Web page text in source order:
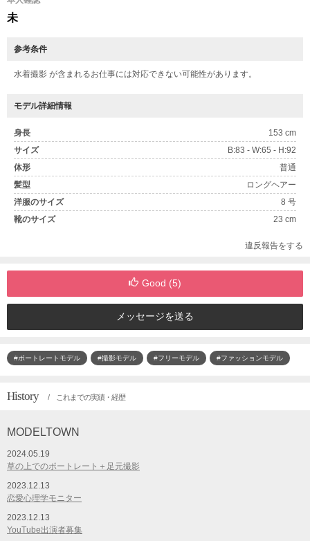
未
参考条件
水着撮影 が含まれるお仕事には対応できない可能性があります。
モデル詳細情報
身長
153 cm
サイズ
B:83 - W:65 - H:92
体形
普通
髪型
ロングヘアー
洋服のサイズ
8 号
靴のサイズ
23 cm
違反報告をする
Good (5)
メッセージを送る
#ポートレートモデル #撮影モデル #フリーモデル #ファッションモデル
History / これまでの実績・経歴
MODELTOWN
2024.05.19
草の上でのポートレート＋足元撮影
2023.12.13
恋愛心理学モニター
2023.12.13
YouTube出演者募集